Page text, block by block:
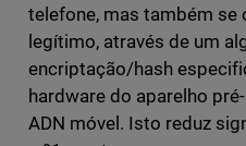
telefone, mas também se
legítimo, através de um
encriptação/hash
hardware do aparelho
ADN móvel. Isto reduz